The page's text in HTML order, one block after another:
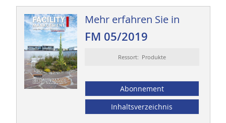
Mehr erfahren Sie in
FM 05/2019
Ressort: Produkte
Abonnement
Inhaltsverzeichnis